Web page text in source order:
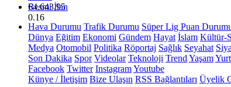
64.643,95
0.16
Resmi İlan
Hava Durumu Trafik Durumu Süper Lig Puan
Dünya Eğitim Ekonomi Gündem Hayat İslam Kültür-
Medya Otomobil Politika Röportaj Sağlık Seyahat
Son Dakika Spor Videolar Teknoloji Trend Yaşam
Facebook Twitter InstagramYoutube
Künye / İletişim Bize Ulaşın RSS Bağlantıları Üyelik